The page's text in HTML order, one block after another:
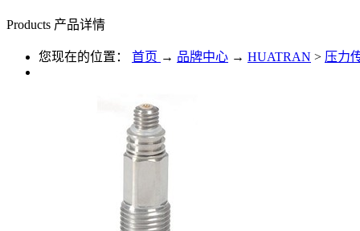
Products 产品详情
您现在的位置： 首页 → 品牌中心 → HUATRAN > 压力